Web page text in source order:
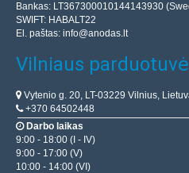
Bankas: LT367300010144143930
SWIFT: HABALT22
El. paštas: info@anodas.lt
Vilniaus parduotuvė
Vytenio g. 20, LT-03229 Vilnius,
+370 64502448
Darbo laikas
9:00 - 18:00 (I - IV)
9:00 - 17:00 (V)
10:00 - 14:00 (VI)